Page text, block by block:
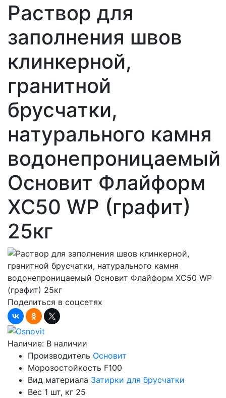
Раствор для
заполнения швов
клинкерной,
гранитной
брусчатки,
натурального камня
водонепроницаемый
Основит Флайформ
XC50 WP (графит)
25кг
Поделиться в соцсетях
Наличие: В наличии
Производитель Основит
Морозостойкость F100
Вид материала Затирки для брусчатки
Вес 1 шт, кг 25